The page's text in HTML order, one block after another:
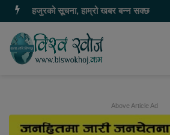
हजुरको सूचना, हाम्रो खबर बन्न सक्छ
Above Article Ad